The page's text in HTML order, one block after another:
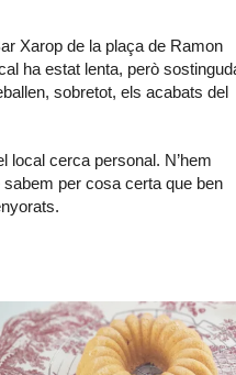
Xarop de la plaça de Ramon
ha estat lenta, però
sobretot, els acabats del
local cerca personal. N’hem
per cosa certa que ben